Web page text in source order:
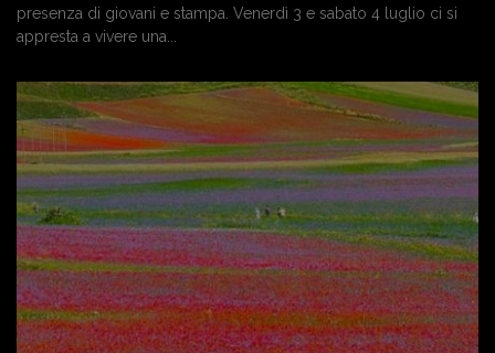
presenza di giovani e stampa. Venerdì 3 e sabato 4 luglio ci si
appresta a vivere una...